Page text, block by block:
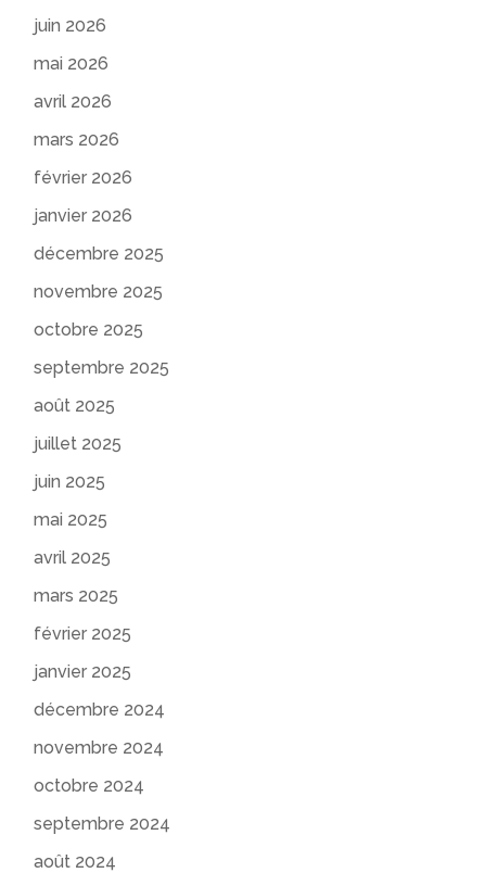
juin 2026
mai 2026
avril 2026
mars 2026
février 2026
janvier 2026
décembre 2025
novembre 2025
octobre 2025
septembre 2025
août 2025
juillet 2025
juin 2025
mai 2025
avril 2025
mars 2025
février 2025
janvier 2025
décembre 2024
novembre 2024
octobre 2024
septembre 2024
août 2024